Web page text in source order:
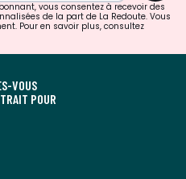
vous consentez à recevoir des
de la part de La Redoute. Vous
Pour en savoir plus, consultez
VOUS
POUR